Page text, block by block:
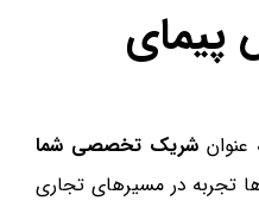
پیمای
عنوانشریک تخصصی شما
تجربه در مسیرهای تجاری